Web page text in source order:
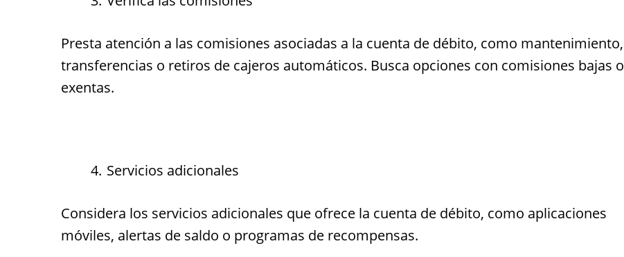
Presta atención a las comisiones asociadas a la cuenta de débito, como mantenimiento,
transferencias o retiros de cajeros automáticos. Busca opciones con comisiones bajas o
exentas.
Servicios adicionales
Considera los servicios adicionales que ofrece la cuenta de débito, como aplicaciones
móviles, alertas de saldo o programas de recompensas.